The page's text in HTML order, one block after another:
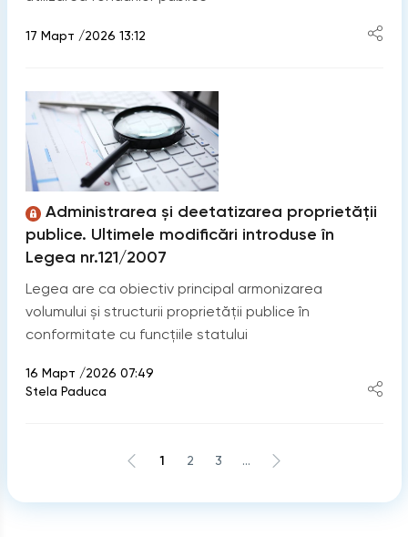
17 Март /2026 13:12
Administrarea și deetatizarea proprietății
publice. Ultimele modificări introduse în
Legea nr.121/2007
Legea are ca obiectiv principal armonizarea
volumului și structurii proprietății publice în
conformitate cu funcțiile statului
16 Март /2026 07:49
Stela Paduca
1 2 3 ...